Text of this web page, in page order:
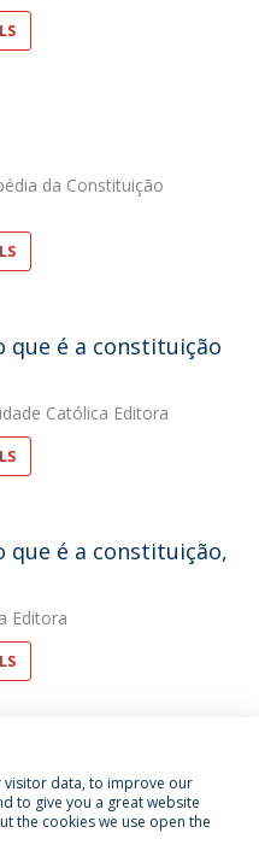
da Constituição
que é a constituição
Católica Editora
que é a constituição,
Editora
Termos & Condições
visitor data, to improve our
to give you a great website
the cookies we use open the